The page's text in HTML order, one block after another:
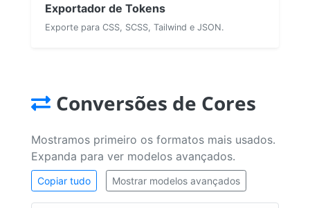
Exportador de Tokens
Exporte para CSS, SCSS, Tailwind e JSON.
Conversões de Cores
Mostramos primeiro os formatos mais usados.
Expanda para ver modelos avançados.
Copiar tudo Mostrar modelos avançados